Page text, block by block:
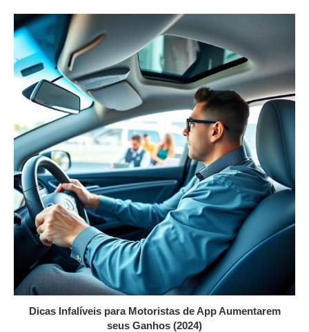
Dicas Infalíveis para Motoristas de App Aumentarem
seus Ganhos (2024)